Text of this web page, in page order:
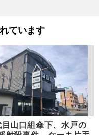
ています
目山口組傘下、水戸の